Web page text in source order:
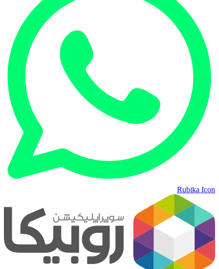
Rubika Icon